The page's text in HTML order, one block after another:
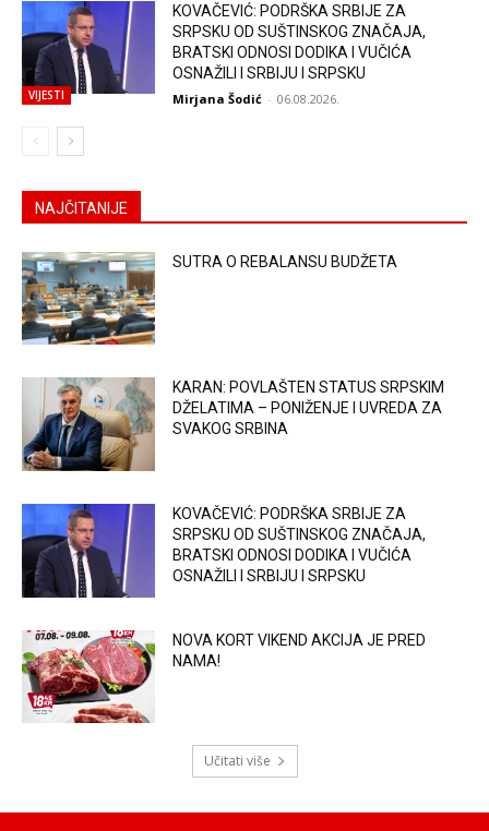
VIJESTI
KOVAČEVIĆ: PODRŠKA SRBIJE ZA
SRPSKU OD SUŠTINSKOG ZNAČAJA,
BRATSKI ODNOSI DODIKA I VUČIĆA
OSNAŽILI I SRBIJU I SRPSKU
Mirjana Šodić - 06.08.2026.
NAJČITANIJE
SUTRA O REBALANSU BUDŽETA
KARAN: POVLAŠTEN STATUS SRPSKIM
DŽELATIMA – PONIŽENJE I UVREDA ZA
SVAKOG SRBINA
KOVAČEVIĆ: PODRŠKA SRBIJE ZA
SRPSKU OD SUŠTINSKOG ZNAČAJA,
BRATSKI ODNOSI DODIKA I VUČIĆA
OSNAŽILI I SRBIJU I SRPSKU
NOVA KORT VIKEND AKCIJA JE PRED
NAMA!
Učitati više